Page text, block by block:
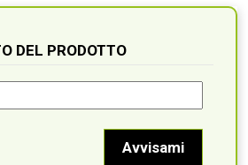
DEL PRODOTTO